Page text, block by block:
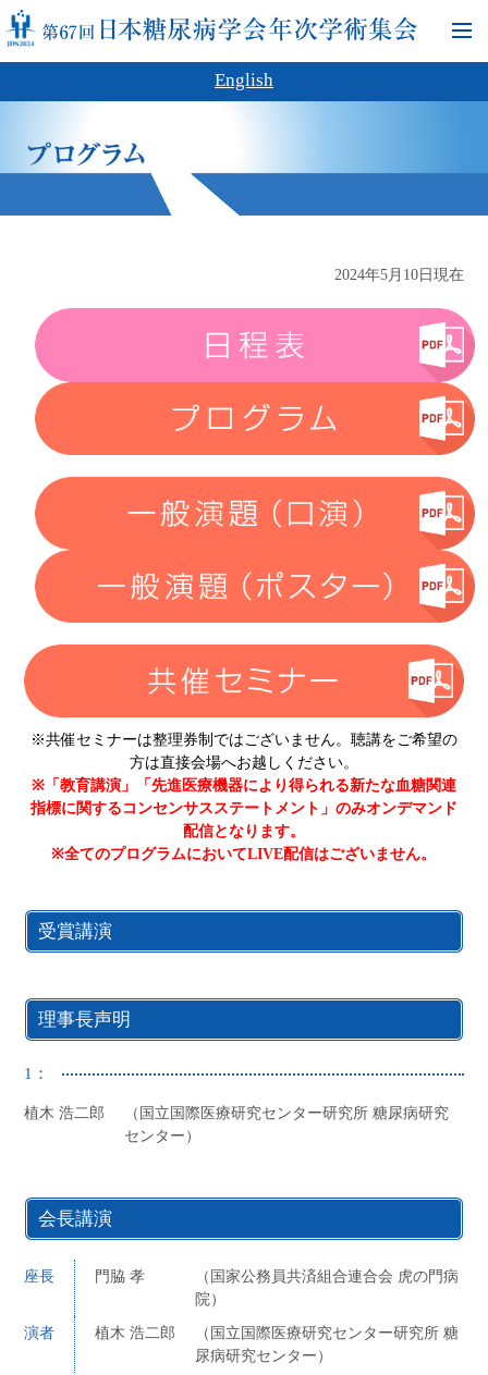
English
2024年5月10日現在
※共催セミナーは整理券制ではございません。 聴講をご希望の
方は直接会場へお越しください。
※「教育講演」「先進医療機器により得られる新たな血糖関連
指標に関する コンセンサスステートメント」のみオンデマンド
配信となります。
※全てのプログラムにおいてLIVE配信はございません。
受賞講演
理事長声明
1：
植木 浩二郎
（国立国際医療研究センター研究所 糖尿病研究
センター）
会長講演
座長 門脇 孝
（国家公務員共済組合連合会 虎の門病
院）
演者 植木 浩二郎
（国立国際医療研究センター研究所 糖
尿病研究センター）